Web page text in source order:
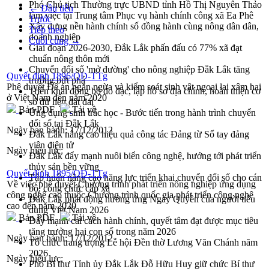
Phó Chủ tịch Thường trực UBND tỉnh Hồ Thị Nguyên Thảo
làm việc tại Trung tâm Phục vụ hành chính công xã Ea Phê
Xây dựng nền hành chính số đồng hành cùng nông dân dân,
doanh nghiệp
Giai đoạn 2026-2030, Đắk Lắk phấn đấu có 77% xã đạt
chuẩn nông thôn mới
Chuyển đổi số 'mở đường' cho nông nghiệp Đắk Lắk tăng
trưởng bứt phá
Triển khai đồng bộ đo đạc, lập hồ sơ địa chính, hoàn thiện cơ
sở dữ liệu đất đai
Ứng dụng sinh trắc học - Bước tiến trong hành trình chuyển
đổi số tại Đắk Lắk
Đắk Lắk nâng cao hiệu quả công tác Đảng từ Sổ tay đảng
viên điện tử
Đắk Lắk đẩy mạnh nuôi biển công nghệ, hướng tới phát triển
thủy sản bền vững
Tập huấn nâng cao năng lực triển khai chuyển đổi số cho cán
bộ, công chức cấp xã
Đắk Lắk phát động hưởng ứng Ngày Quyền của người tiêu
dùng Việt Nam 2026
Đẩy mạnh cải cách hành chính, quyết tâm đạt được mục tiêu
tăng trưởng hai con số trong năm 2026
Tổ chức trang trọng Lễ hội Đền thờ Lương Văn Chánh năm
2026
Phó Bí thư Tỉnh ủy Đắk Lắk Đỗ Hữu Huy giữ chức Bí thư
← Đầu tiên
Trước
Tiếp theo
Cuối cùng →
Quyết định 1896/QĐ-TTg
Phê duyệt Đề án ngăn ngừa và kiểm soát sinh vật ngoại lai xâm hại
ở Việt Nam đến năm 2020
Bản PDF
Tải về
Ngày ban hành:17/12/2012
Ngày hiệu lực:
Quyết định 1895/QĐ-TTg
Về việc phê duyệt Chương trình phát triển nông nghiệp ứng dụng
công nghệ cao thuộc Chương trình quốc gia phát triển công nghệ
cao đến năm 2020
Bản PDF
Tải về
Ngày ban hành:17/12/2012
Ngày hiệu lực: